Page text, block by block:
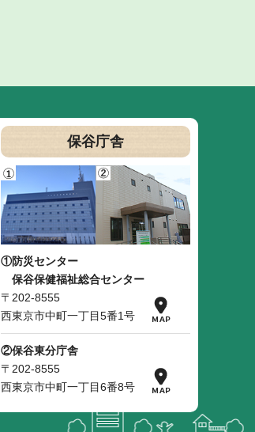
保谷庁舎
①防災センター
保谷保健福祉総合センター
〒202-8555
西東京市中町一丁目5番1号
②保谷東分庁舎
〒202-8555
西東京市中町一丁目6番8号